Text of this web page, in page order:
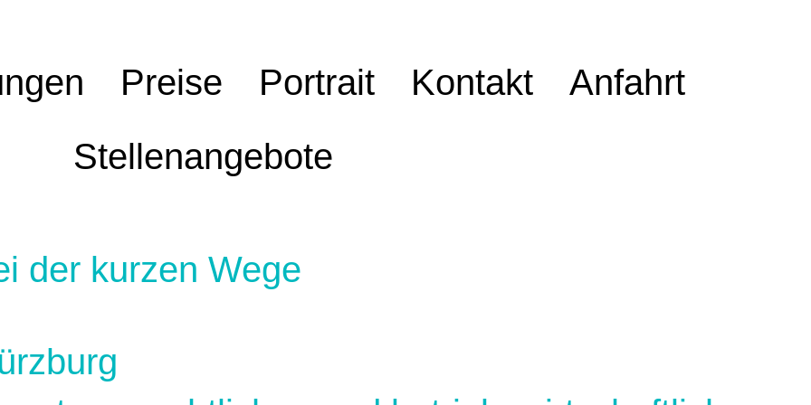
Preise Portrait Kontakt
Anfahrt
Stellenangebote
der kurzen Wege